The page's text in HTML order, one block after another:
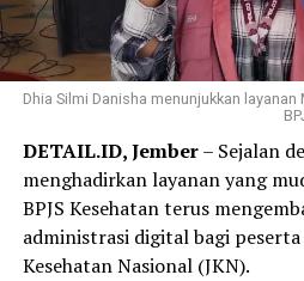
layanan kesehatan.
“Menurut saya, jangan
mengurus kepesertaan JKN.
melalui Program REHAB 3.0,
ini untuk melunasi tunggakan
kepesertaan JKN yang tetap
merasa lebih tenang karena
sudah siap digunakan kapan
keyakinannya bahwa Program
dalam memastikan masyarakat
pelayanan kesehatan tanpa
pasien yang dapat memperoleh
pengobatan, hingga rujukan
menjadi peserta JKN.
semakin yakin bahwa Program
Dhia Silmi Danisha menunjukkan
DETAIL.ID, Jember– Sejalan
menghadirkan layanan yang
BPJS Kesehatan terus
administrasi digital bagi
Kesehatan Nasional (JKN).